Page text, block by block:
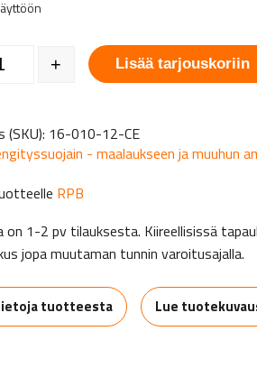
kypärä/kasvosuojain määrä
+ Lisää tarjouskoriin
16-010-12-CE
- maalaukseen ja muuhun
RPB
on 1-2 pv tilauksesta. Kiireellisissä
jopa muutaman tunnin varoitusajalla.
tuotteesta Lue